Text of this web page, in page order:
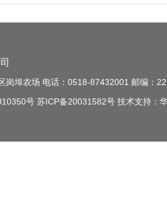
岗埠农场 电话：0518-87432001 邮编：
号 苏ICP备20031582号 技术支持：